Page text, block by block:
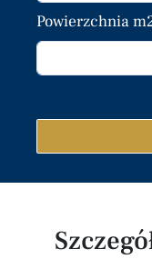
Powierzchnia